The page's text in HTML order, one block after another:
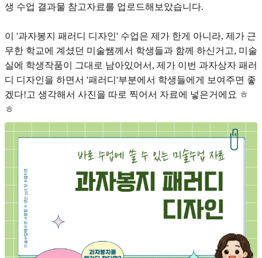
생 수업 결과물 참고자료를 업로드해보았습니다.
이 '과자봉지 패러디 디자인' 수업은 제가 한게 아니라, 제가 근
무한 학교에 계셨던 미술쌤께서 학생들과 함께 하신거고, 미술
실에 학생작품이 그대로 남아있어서, 제가 이번 과자상자 패러
디 디자인을 하면서 '패러디'부분에서 학생들에게 보여주면 좋
겠다!고 생각해서 사진을 따로 찍어서 자료에 넣은거에요 ㅎ
ㅎ